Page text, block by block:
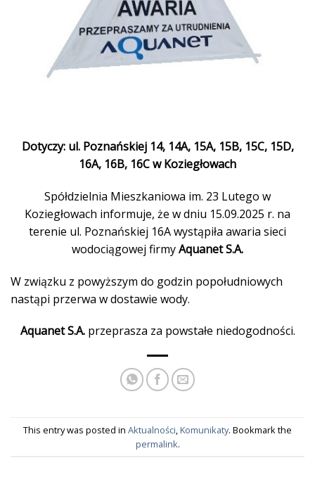
Dotyczy: ul. Poznańskiej 14, 14A, 15A, 15B, 15C, 15D,
16A, 16B, 16Cw Koziegłowach
Spółdzielnia Mieszkaniowa im. 23 Lutego w
Koziegłowach informuje, że w dniu 15.09.2025 r. na
terenie ul. Poznańskiej 16A wystąpiła awaria sieci
wodociągowej firmyAquanet S.A.
W związku z powyższym do godzin popołudniowych
nastąpi przerwa w dostawie wody.
Aquanet S.A.przeprasza za powstałe niedogodności.
This entry was posted in Aktualności,Komunikaty. Bookmark the
permalink.